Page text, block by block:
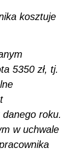
kosztuje
5350 zł, tj.
roku.
w uchwale